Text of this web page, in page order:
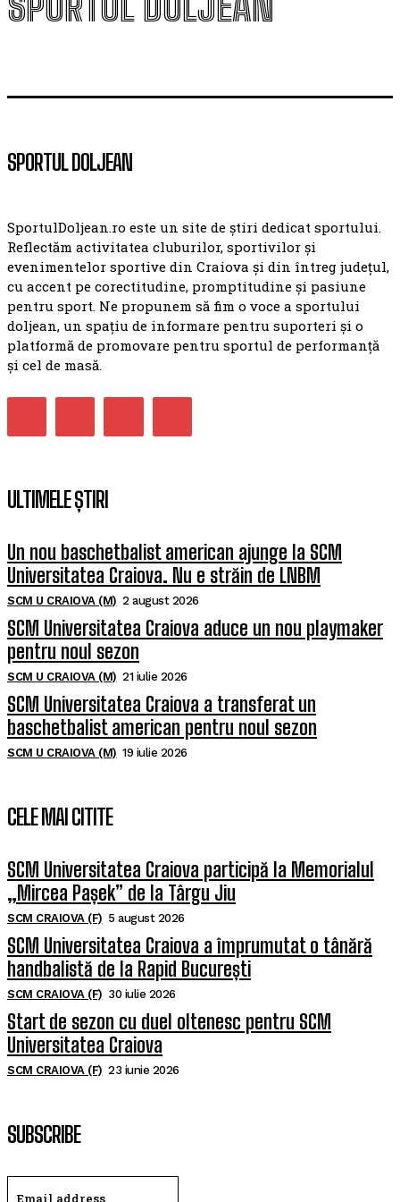
SPORTUL DOLJEAN
SportulDoljean.ro este un site de știri dedicat sportului.
Reflectăm activitatea cluburilor, sportivilor și
evenimentelor sportive din Craiova și din întreg județul,
cu accent pe corectitudine, promptitudine și pasiune
pentru sport. Ne propunem să fim o voce a sportului
doljean, un spațiu de informare pentru suporteri și o
platformă de promovare pentru sportul de performanță
și cel de masă.
ULTIMELE ȘTIRI
Un nou baschetbalist american ajunge la SCM
Universitatea Craiova. Nu e străin de LNBM
SCM U CRAIOVA (M) 2 august 2026
SCM Universitatea Craiova aduce un nou playmaker
pentru noul sezon
SCM U CRAIOVA (M) 21 iulie 2026
SCM Universitatea Craiova a transferat un
baschetbalist american pentru noul sezon
SCM U CRAIOVA (M) 19 iulie 2026
CELE MAI CITITE
SCM Universitatea Craiova participă la Memorialul
„Mircea Pașek” de la Târgu Jiu
SCM CRAIOVA (F) 5 august 2026
SCM Universitatea Craiova a împrumutat o tânără
handbalistă de la Rapid București
SCM CRAIOVA (F) 30 iulie 2026
Start de sezon cu duel oltenesc pentru SCM
Universitatea Craiova
SCM CRAIOVA (F) 23 iunie 2026
SUBSCRIBE